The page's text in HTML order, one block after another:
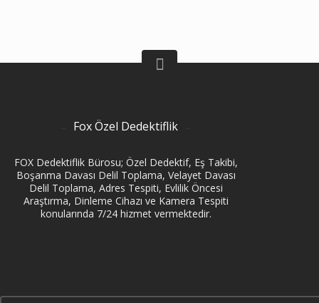
Fox Özel Dedektiflik
FOX Dedektiflik Bürosu; Özel Dedektif, Eş Takibi,
Boşanma Davası Delil Toplama, Velayet Davası
Delil Toplama, Adres Tespiti, Evlilik Öncesi
Araştırma, Dinleme Cihazı ve Kamera Tespiti
konularında 7/24 hizmet vermektedir.